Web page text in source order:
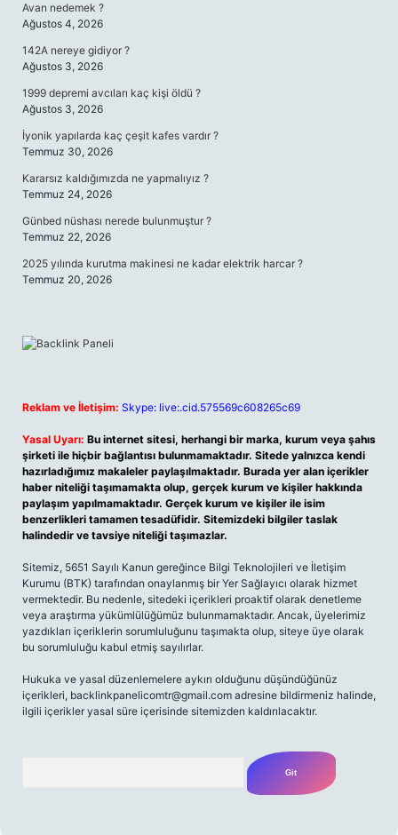
Avan nedemek ?
Ağustos 4, 2026
142A nereye gidiyor ?
Ağustos 3, 2026
1999 depremi avcıları kaç kişi öldü ?
Ağustos 3, 2026
İyonik yapılarda kaç çeşit kafes vardır ?
Temmuz 30, 2026
Kararsız kaldığımızda ne yapmalıyız ?
Temmuz 24, 2026
Günbed nüshası nerede bulunmuştur ?
Temmuz 22, 2026
2025 yılında kurutma makinesi ne kadar elektrik harcar ?
Temmuz 20, 2026
Reklam ve İletişim: Skype: live:.cid.575569c608265c69
Yasal Uyarı: Bu internet sitesi, herhangi bir marka, kurum veya şahıs
şirketi ile hiçbir bağlantısı bulunmamaktadır. Sitede yalnızca kendi
hazırladığımız makaleler paylaşılmaktadır. Burada yer alan içerikler
haber niteliği taşımamakta olup, gerçek kurum ve kişiler hakkında
paylaşım yapılmamaktadır. Gerçek kurum ve kişiler ile isim
benzerlikleri tamamen tesadüfidir. Sitemizdeki bilgiler taslak
halindedir ve tavsiye niteliği taşımazlar.
Sitemiz, 5651 Sayılı Kanun gereğince Bilgi Teknolojileri ve İletişim
Kurumu (BTK) tarafından onaylanmış bir Yer Sağlayıcı olarak hizmet
vermektedir. Bu nedenle, sitedeki içerikleri proaktif olarak denetleme
veya araştırma yükümlülüğümüz bulunmamaktadır. Ancak, üyelerimiz
yazdıkları içeriklerin sorumluluğunu taşımakta olup, siteye üye olarak
bu sorumluluğu kabul etmiş sayılırlar.
Hukuka ve yasal düzenlemelere aykırı olduğunu düşündüğünüz
içerikleri, backlinkpanelicomtr@gmail.com adresine bildirmeniz halinde,
ilgili içerikler yasal süre içerisinde sitemizden kaldırılacaktır.